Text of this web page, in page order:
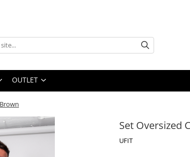
OUTLET
Set Oversized
UFIT